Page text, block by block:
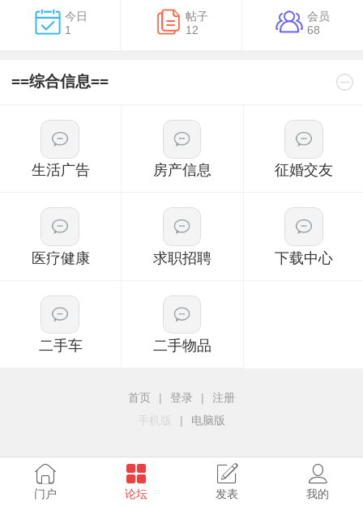
今日
1
帖子
12
会员
68
==综合信息==
生活广告 房产信息 征婚交友
医疗健康 求职招聘 下载中心
二手车 二手物品
首页 | 登录 |
注册
手机版
| 电脑版
门户 论坛 发表 我的